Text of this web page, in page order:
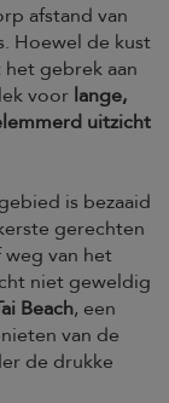
afstand van
Hoewel de kust
gebrek aan
voor lange,
uitzicht
is bezaaid
gerechten
weg van het
niet geweldig
Beach, een
van de
de drukke